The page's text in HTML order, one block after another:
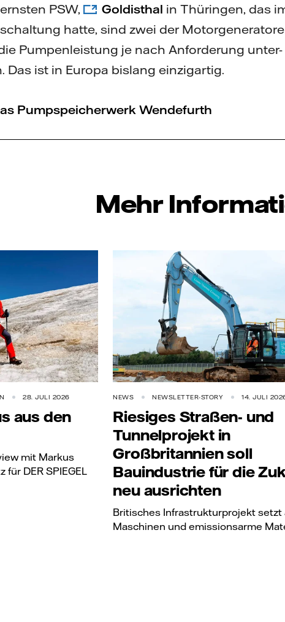
PSW,
Goldisthal in Thüringen, das
hatte, sind zwei der
Pumpenleistung je nach Anforderung
Das ist in Europa bislang einzigartig.
Pumpspeicherwerk Wendefurth
Mehr
28. JULI 2026
aus den
mit Markus
DER SPIEGEL
NEWS NEWSLETTER-STORY 14. JULI
Riesiges Straßen- und
Tunnelprojekt in
Großbritannien soll
Bauindustrie für die
neu ausrichten
Britisches Infrastrukturprojekt setzt
Maschinen und emissionsarme